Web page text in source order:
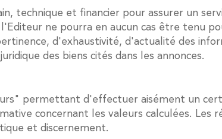
technique et financier pour assurer un
ne pourra en aucun cas être tenu
d'exhaustivité, d'actualité des
des biens cités dans les annonces.
permettant d'effectuer aisément un
concernant les valeurs calculées.
et discernement.